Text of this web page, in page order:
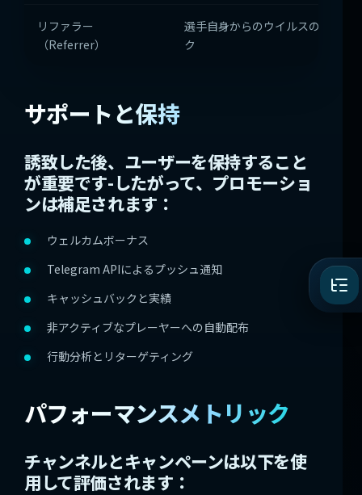
リファラー
（Referrer）
選手自身からのウイルスのトラフ
ク
サポートと保持
誘致した後、ユーザーを保持すること
が重要です-したがって、プロモーショ
ンは補足されます：
ウェルカムボーナス
Telegram APIによるプッシュ通知
キャッシュバックと実績
非アクティブなプレーヤーへの自動配布
行動分析とリターゲティング
パフォーマンスメトリック
チャンネルとキャンペーンは以下を使
用して評価されます：